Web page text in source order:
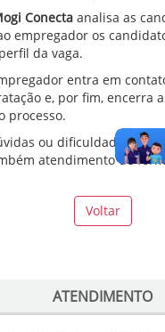
Conecta analisa as
empregador os
da vaga.
entra em
e, por fim, encerra
processo.
ou dificuldades para
atendimento de
Voltar
ATENDIMENTO